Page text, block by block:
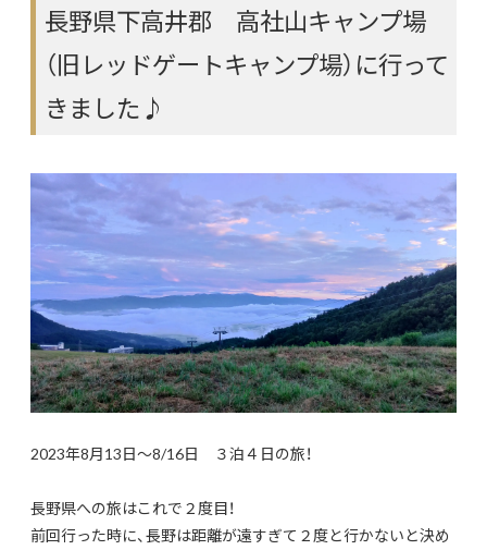
長野県下高井郡 高社山キャンプ場
（旧レッドゲートキャンプ場）に行って
きました♪
2023年8月13日～8/16日 ３泊４日の旅！
長野県への旅はこれで２度目！
前回行った時に、長野は距離が遠すぎて２度と行かないと決め